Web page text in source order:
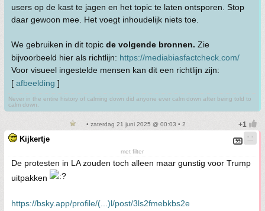
users op de kast te jagen en het topic te laten ontsporen. Stop
daar gewoon mee. Het voegt inhoudelijk niets toe.
We gebruiken in dit topic de volgende bronnen. Zie
bijvoorbeeld hier als richtlijn: https://mediabiasfactcheck.com/
Voor visueel ingestelde mensen kan dit een richtlijn zijn:
[ afbeelding ]
Never in the entire history of calming down did anyone ever calm down after being told to
calm down.
• zaterdag 21 juni 2025 @ 00:03 • 2
Kijkertje
met filter
De protesten in LA zouden toch alleen maar gunstig voor Trump
uitpakken
https://bsky.app/profile/(...)l/post/3ls2fmebkbs2e